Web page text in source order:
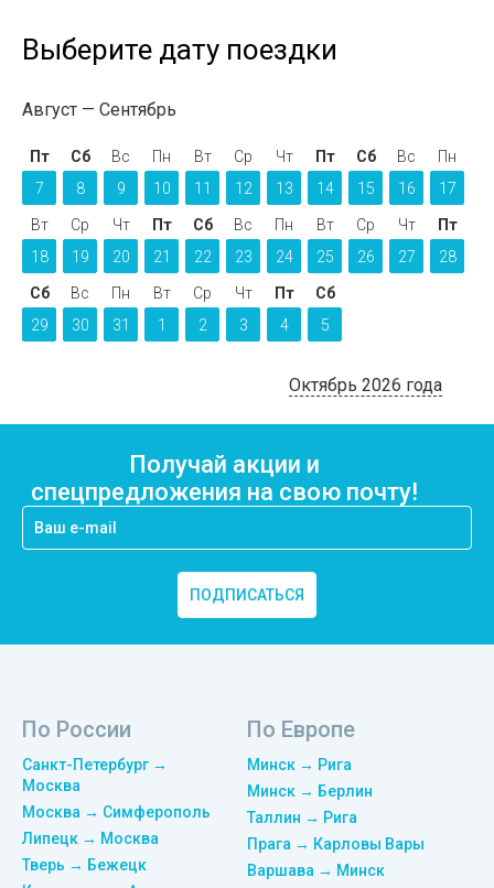
Выберите дату поездки
Август Сентябрь
Пт
7
Сб
8
Вс
9
Пн
10
Вт
11
Ср
12
Чт
13
Пт
14
Сб
15
Вс
16
Пн
17
Вт
18
Ср
19
Чт
20
Пт
21
Сб
22
Вс
23
Пн
24
Вт
25
Ср
26
Чт
27
Пт
28
Сб
29
Вс
30
Пн
31
Вт
1
Ср
2
Чт
3
Пт
4
Сб
5
Октябрь 2026 года
Получай акции и
спецпредложения на свою почту!
ПОДПИСАТЬСЯ
По России
Санкт-Петербург →
Москва
Москва → Симферополь
Липецк → Москва
Тверь → Бежецк
По Европе
Минск → Рига
Минск → Берлин
Таллин → Рига
Прага → Карловы Вары
Варшава → Минск